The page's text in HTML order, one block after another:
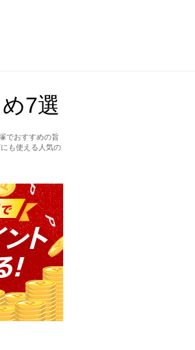
7選
でおすすめの旨
も使える人気の